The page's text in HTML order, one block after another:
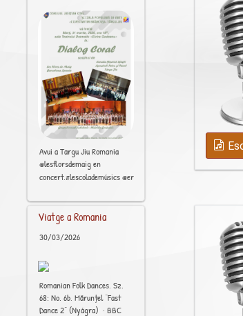
Avui a Targu Jiu Romania
@lesflorsdemaig en
concert.#lescolademúsics @erasmus_plus_projects #Barcelona
Viatge a Romania
30/03/2026
Romanian Folk Dances, Sz.
68: No. 6b, Mărunțel “Fast
Dance 2” (Nyágra) · BBC